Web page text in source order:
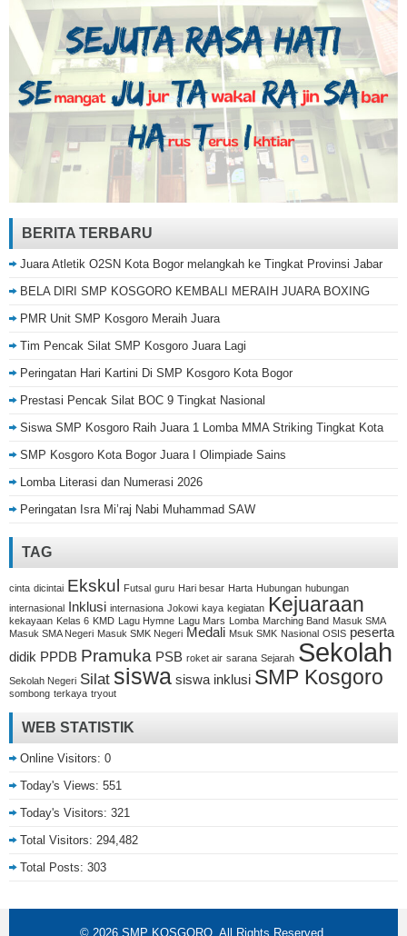
BERITA TERBARU
Juara Atletik O2SN Kota Bogor melangkah ke Tingkat Provinsi Jabar
BELA DIRI SMP KOSGORO KEMBALI MERAIH JUARA BOXING
PMR Unit SMP Kosgoro Meraih Juara
Tim Pencak Silat SMP Kosgoro Juara Lagi
Peringatan Hari Kartini Di SMP Kosgoro Kota Bogor
Prestasi Pencak Silat BOC 9 Tingkat Nasional
Siswa SMP Kosgoro Raih Juara 1 Lomba MMA Striking Tingkat Kota
SMP Kosgoro Kota Bogor Juara I Olimpiade Sains
Lomba Literasi dan Numerasi 2026
Peringatan Isra Mi’raj Nabi Muhammad SAW
TAG
cinta dicintai Ekskul Futsal guru Hari besar Harta Hubungan hubungan
internasional
Inklusi internasiona Jokowi kaya kegiatan Kejuaraan
kekayaan Kelas 6 KMD Lagu Hymne Lagu Mars Lomba Marching Band Masuk SMA
Masuk SMA Negeri Masuk SMK Negeri Medali Msuk SMK Nasional OSIS peserta
didik PPDB Pramuka PSB roket air sarana Sejarah Sekolah
Sekolah Negeri Silat siswa siswa inklusi SMP Kosgoro
sombong terkaya tryout
WEB STATISTIK
Online Visitors: 0
Today's Views: 551
Today's Visitors: 321
Total Visitors: 294,482
Total Posts: 303
© 2026 SMP KOSGORO . All Rights Reserved.